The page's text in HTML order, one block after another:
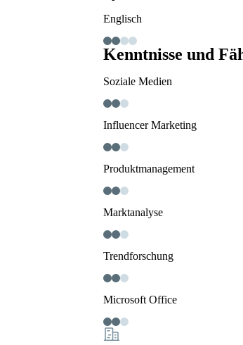
Englisch
Kenntnisse und
Soziale Medien
Influencer Marketing
Produktmanagement
Marktanalyse
Trendforschung
Microsoft Office